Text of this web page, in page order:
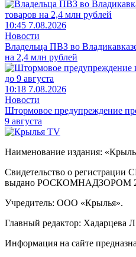
10:45 7.08.2026
Новости
Владельца ПВЗ во
на 2,4 млн рублей
10:18 7.08.2026
Новости
Штормовое предупреждение
9 августа
Наименование издания:
Свидетельство о
выдано РОСКОМНАДЗОРОМ
Учредитель: ООО «Крылья».
Главный редактор: Хадарцева
Информация на сайте